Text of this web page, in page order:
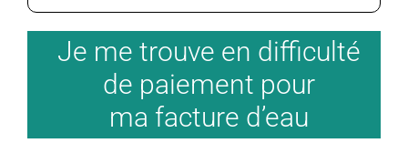
Je me trouve en difficulté
de paiement pour
ma facture d’eau